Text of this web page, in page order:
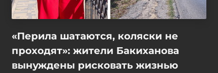
«Перила шатаются, коляски не
проходят»: жители Бакиханова
вынуждены рисковать жизнью